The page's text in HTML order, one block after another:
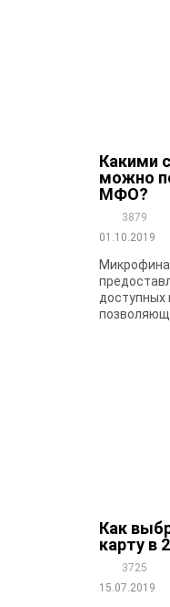
Какими
можно
МФО?
3879
01.10.2019
доступных
Как
карту в
3725
15.07.2019